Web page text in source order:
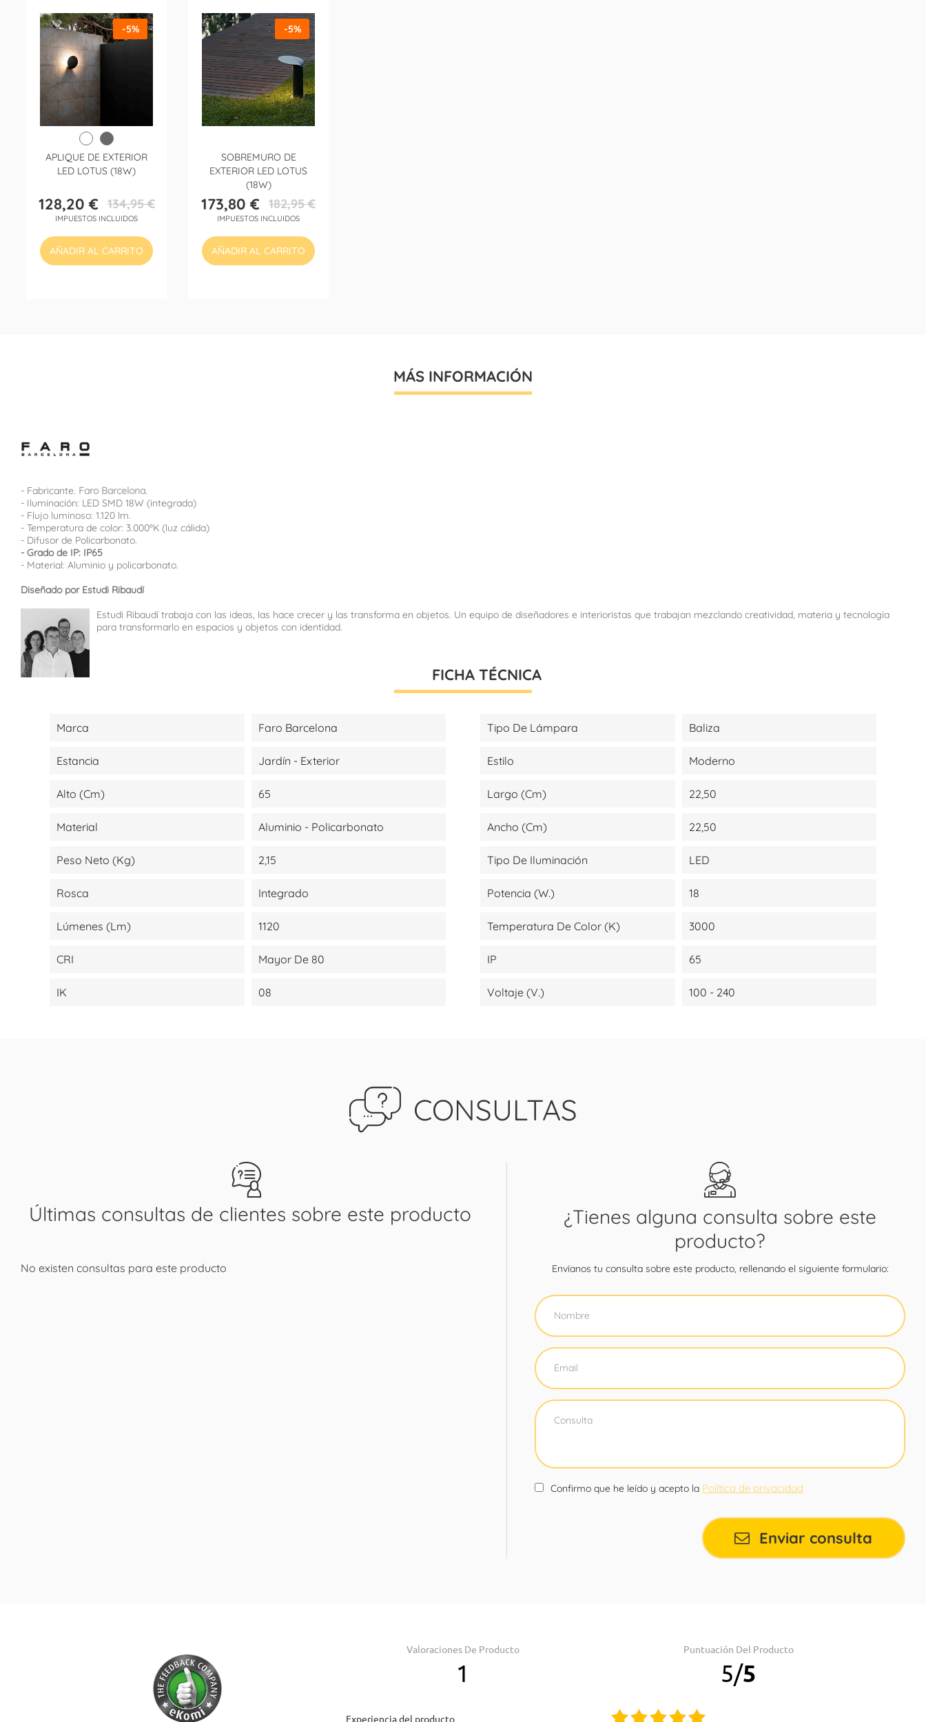
APLIQUE DE EXTERIOR
LED LOTUS (18W)
Precio
128,20 €Precio
base
134,95 €
IMPUESTOS INCLUIDOS
-5%
AÑADIR AL CARRITO
SOBREMURO DE
EXTERIOR LED LOTUS
(18W)
Precio
173,80 €Precio
base
182,95 €
IMPUESTOS INCLUIDOS
-5%
AÑADIR AL CARRITO
MÁS INFORMACIÓN
- Fabricante. Faro Barcelona.
- Iluminación: LED SMD 18W (integrada)
- Flujo luminoso: 1.120 lm.
- Temperatura de color: 3.000ºK (luz cálida)
- Difusor de Policarbonato.
- Grado de IP: IP65
- Material: Aluminio y policarbonato.
Diseñado por Estudi Ribaudí
Estudi Ribaudí trabaja con las ideas, las hace crecer y las transforma en objetos. Un equipo de diseñadores e interioristas que trabajan mezclando creatividad, materia y tecnología
para transformarlo en espacios y objetos con identidad.
FICHA TÉCNICA
Marca Faro Barcelona Tipo De Lámpara Baliza
Estancia Jardín - Exterior Estilo Moderno
Alto (cm) 65 Largo (cm) 22,50
Material Aluminio - Policarbonato Ancho (cm) 22,50
Peso Neto (kg) 2,15 Tipo De Iluminación LED
Rosca Integrado Potencia (W.) 18
Lúmenes (lm) 1120 Temperatura De Color (K) 3000
CRI Mayor De 80 IP 65
IK 08 Voltaje (V.) 100 - 240
CONSULTAS
Últimas consultas de clientes sobre este producto
No existen consultas para este producto
¿Tienes alguna consulta sobre este
producto?
Envíanos tu consulta sobre este producto, rellenando el siguiente formulario:
Confirmo que he leído y acepto la Política de privacidad
Enviar consulta
Valoraciones De Producto
1
Puntuación Del Producto
5/5
Experiencia del producto